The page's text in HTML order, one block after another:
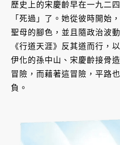
歷史上的宋慶齡早在一九二
「死過」了。她從彼時開始
聖母的腳色，並且隨政治波
《行道天涯》反其道而行，
伊化的孫中山、宋慶齡接骨
冒險，而藉著這冒險，平路
負。